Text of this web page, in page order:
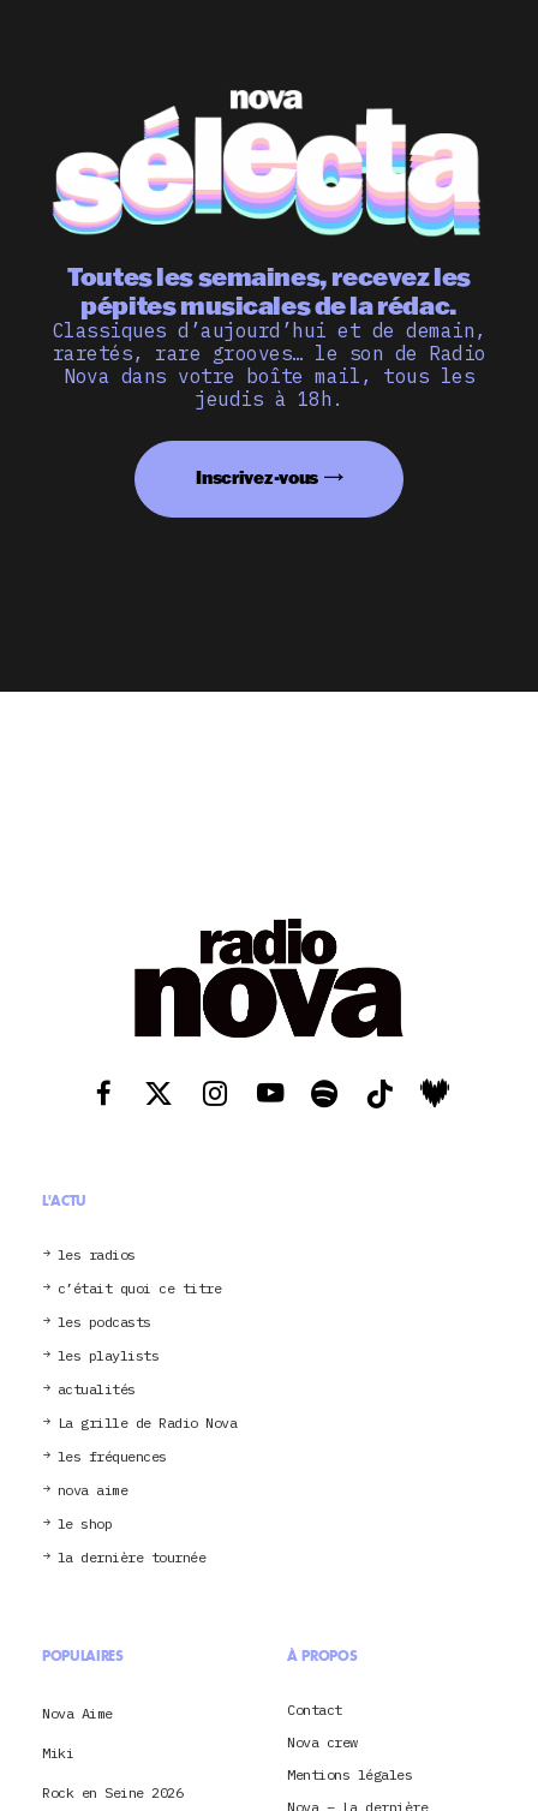
Toutes les semaines, recevez les
pépites musicales de la rédac.
Classiques d’aujourd’hui et de demain,
raretés, rare grooves… le son de Radio
Nova dans votre boîte mail, tous les
jeudis à 18h.
Inscrivez-vous
L'ACTU
les radios
c’était quoi ce titre
les podcasts
les playlists
actualités
La grille de Radio Nova
les fréquences
nova aime
le shop
la dernière tournée
POPULAIRES
Nova Aime
Miki
Rock en Seine 2026
À PROPOS
Contact
Nova crew
Mentions légales
Nova – La dernière